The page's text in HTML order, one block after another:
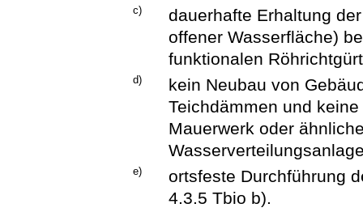
c)
dauerhafte Erhaltung
offener Wasserfläche)
funktionalen
d)
kein Neubau von
Teichdämmen und
Mauerwerk oder
e)
ortsfeste Durchführung
4.3.5 Tbio b).